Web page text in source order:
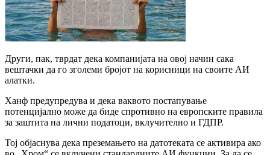
Други, пак, тврдат дека компанијата на овој начин сака
вештачки да го зголеми бројот на корисници на своите АИ
алатки.
Ханф предупредува и дека ваквото постапување
потенцијално може да биде спротивно на европските правила
за заштита на лични податоци, вклучително и ГДПР.
Тој објаснува дека преземањето на датотеката се активира ако